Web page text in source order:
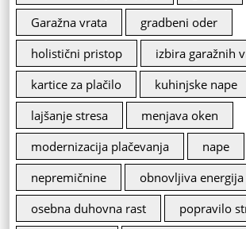
Garažna vrata
gradbeni oder
holistični pristop
izbira garažnih
kartice za plačilo
kuhinjske nape
lajšanje stresa
menjava oken
modernizacija plačevanja
nape
nepremičnine
obnovljiva energija
osebna duhovna rast
popravilo